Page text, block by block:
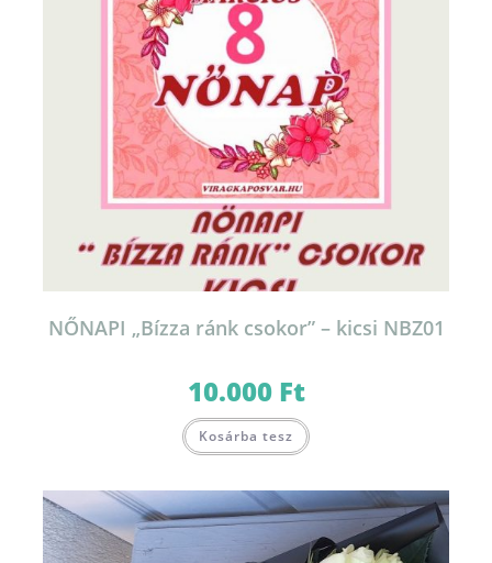
NŐNAPI „Bízza ránk csokor” – kicsi NBZ01
10.000 Ft
Kosárba tesz